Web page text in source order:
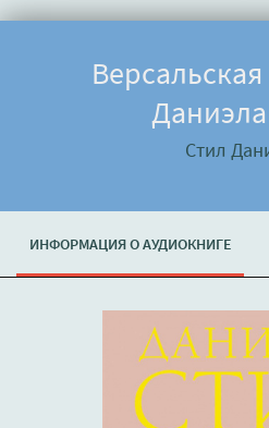
Стил
ИНФОРМАЦИЯ О АУДИОКНИГЕ